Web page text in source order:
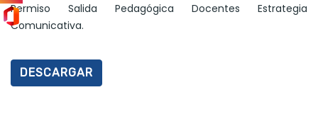
Permiso Salida Pedagógica Docentes Estrategia
Comunicativa.
DESCARGAR